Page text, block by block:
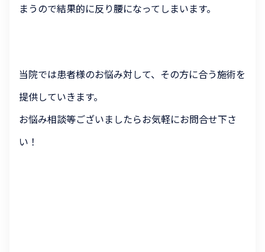
まうので結果的に反り腰になってしまいます。
当院では患者様のお悩み対して、その方に合う施術を
提供していきます。
お悩み相談等ございましたらお気軽にお問合せ下さ
い！